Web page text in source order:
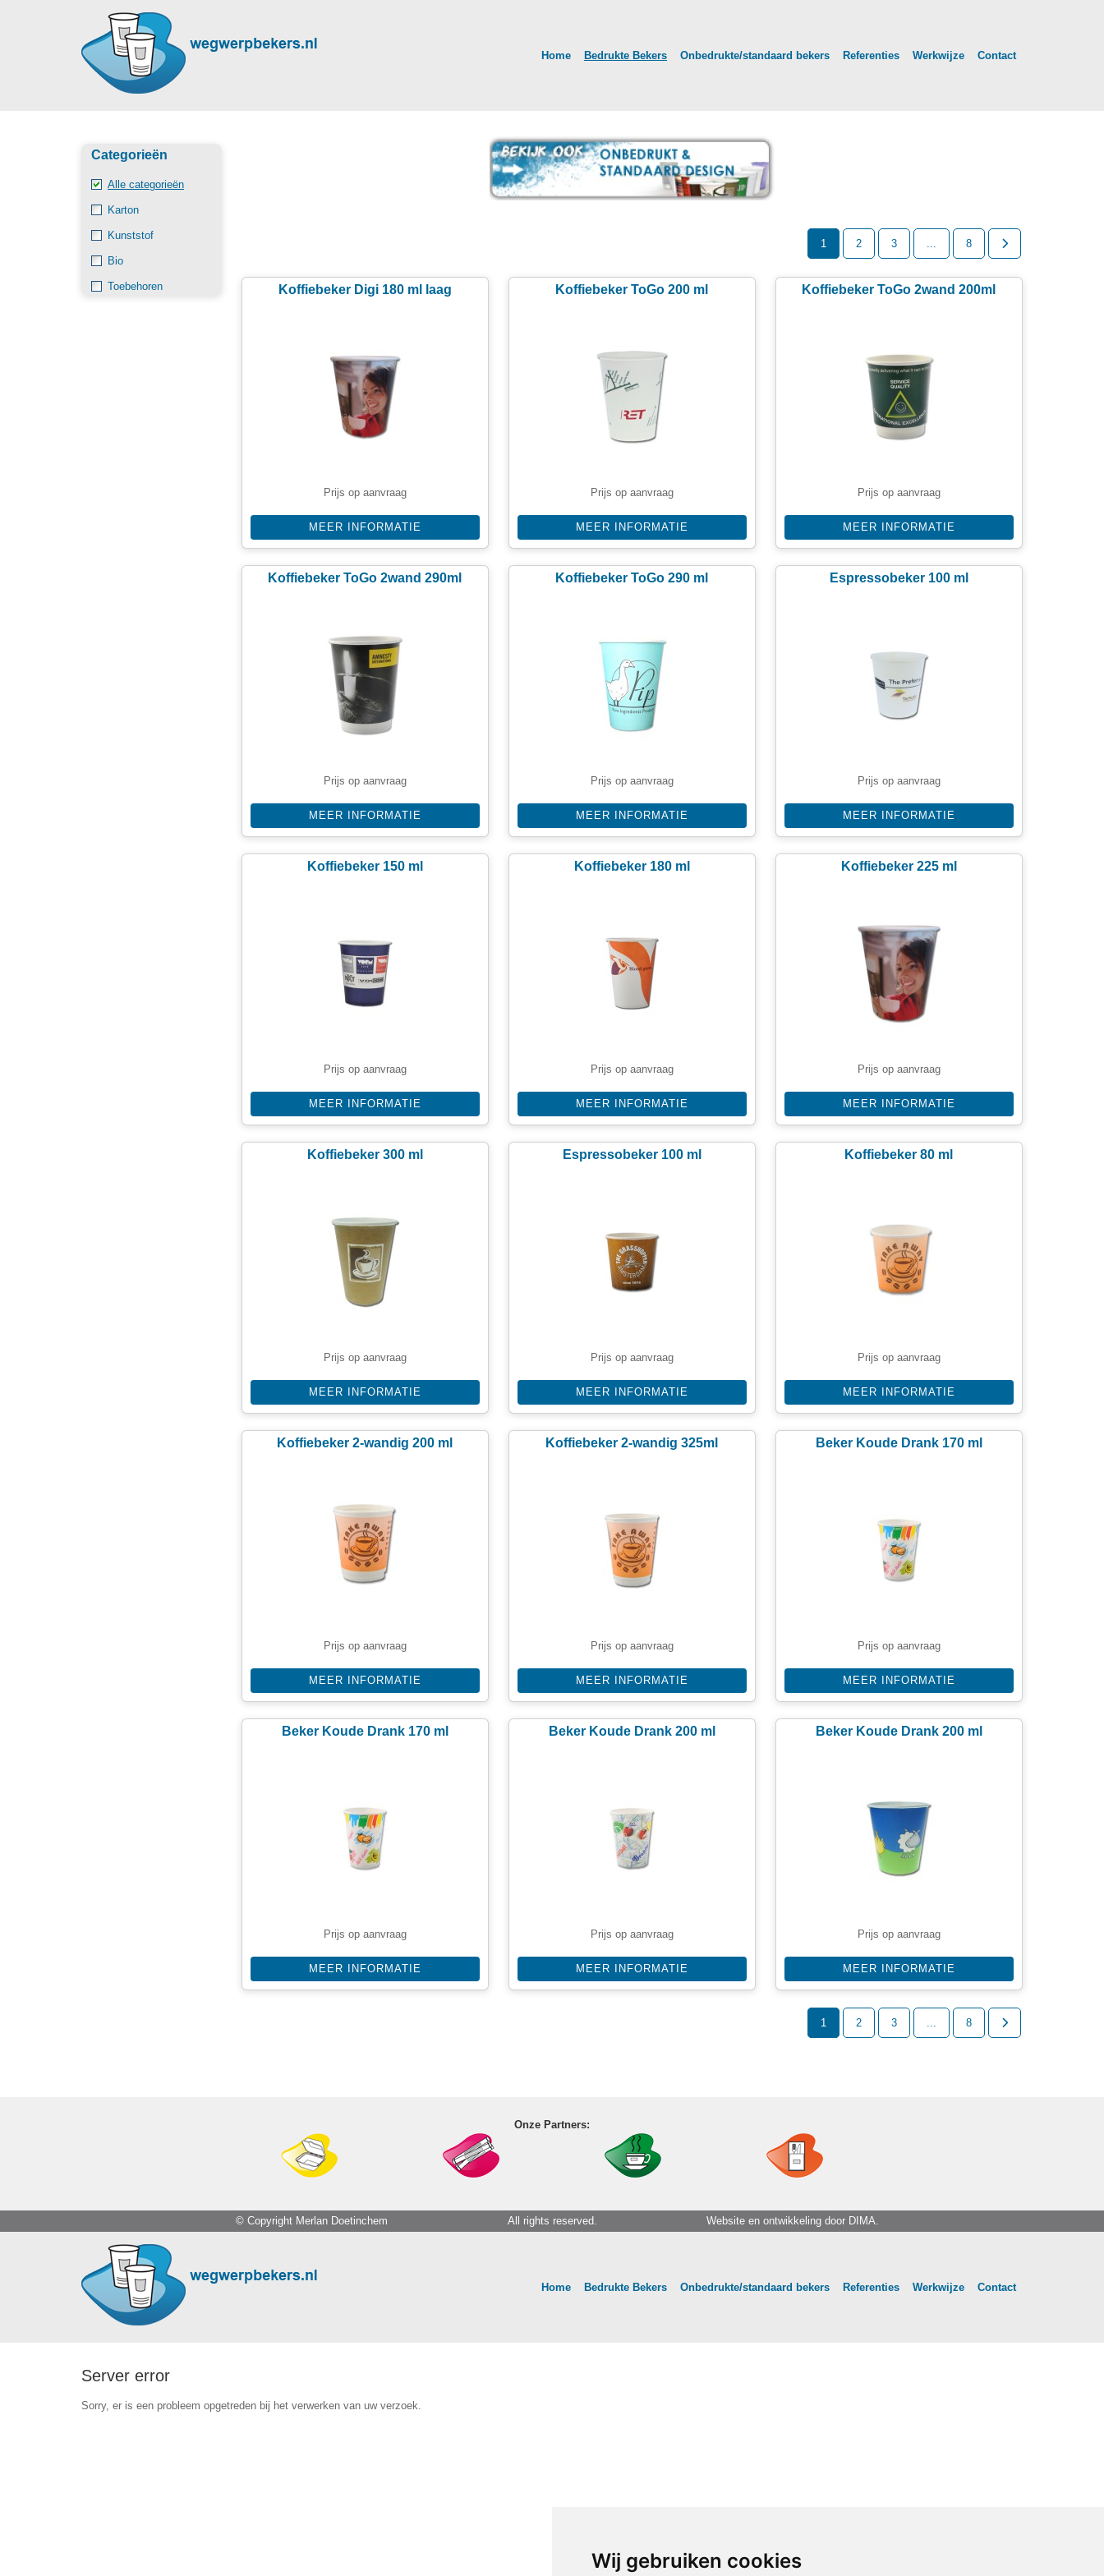
Wij gebruiken cookies
Wij gebruiken cookies
Home Bedrukte Bekers Onbedrukte/standaard bekers Referenties Werkwijze Contact
Categorieën
Alle categorieën
Karton
Kunststof
Bio
Toebehoren
1 2 3 ... 8
Koffiebeker Digi 180 ml laag
Prijs op aanvraag
MEER INFORMATIE
Koffiebeker ToGo 200 ml
Prijs op aanvraag
MEER INFORMATIE
Koffiebeker ToGo 2wand 200ml
Prijs op aanvraag
MEER INFORMATIE
Koffiebeker ToGo 2wand 290ml
Prijs op aanvraag
MEER INFORMATIE
Koffiebeker ToGo 290 ml
Prijs op aanvraag
MEER INFORMATIE
Espressobeker 100 ml
Prijs op aanvraag
MEER INFORMATIE
Koffiebeker 150 ml
Prijs op aanvraag
MEER INFORMATIE
Koffiebeker 180 ml
Prijs op aanvraag
MEER INFORMATIE
Koffiebeker 225 ml
Prijs op aanvraag
MEER INFORMATIE
Koffiebeker 300 ml
Prijs op aanvraag
MEER INFORMATIE
Espressobeker 100 ml
Prijs op aanvraag
MEER INFORMATIE
Koffiebeker 80 ml
Prijs op aanvraag
MEER INFORMATIE
Koffiebeker 2-wandig 200 ml
Prijs op aanvraag
MEER INFORMATIE
Koffiebeker 2-wandig 325ml
Prijs op aanvraag
MEER INFORMATIE
Beker Koude Drank 170 ml
Prijs op aanvraag
MEER INFORMATIE
Beker Koude Drank 170 ml
Prijs op aanvraag
MEER INFORMATIE
Beker Koude Drank 200 ml
Prijs op aanvraag
MEER INFORMATIE
Beker Koude Drank 200 ml
Prijs op aanvraag
MEER INFORMATIE
1 2 3 ... 8
Onze Partners:
© Copyright Merlan Doetinchem All rights reserved. Website en ontwikkeling door DIMA.
Home Bedrukte Bekers Onbedrukte/standaard bekers Referenties Werkwijze Contact
Server error
Sorry, er is een probleem opgetreden bij het verwerken van uw verzoek.